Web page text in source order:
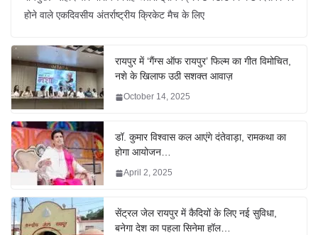
होने वाले एकदिवसीय अंतर्राष्ट्रीय क्रिकेट मैच के लिए
रायपुर में ‘गैंग्स ऑफ रायपुर’ फिल्म का गीत विमोचित,
नशे के खिलाफ उठी सशक्त आवाज़
October 14, 2025
डॉ. कुमार विश्वास कल आएंगे दंतेवाड़ा, रामकथा का
होगा आयोजन…
April 2, 2025
सेंट्रल जेल रायपुर में कैदियों के लिए नई सुविधा,
बनेगा देश का पहला सिनेमा हॉल…